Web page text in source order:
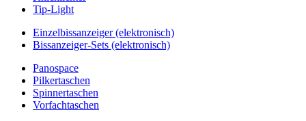
Tip-Light
Einzelbissanzeiger (elektronisch)
Bissanzeiger-Sets (elektronisch)
Panospace
Pilkertaschen
Spinnertaschen
Vorfachtaschen